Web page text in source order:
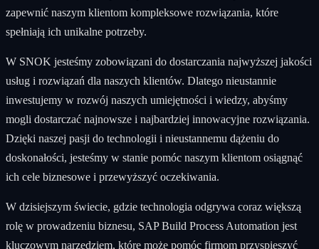
zapewnić naszym klientom kompleksowe rozwiązania, które
spełniają ich unikalne potrzeby.
W SNOK jesteśmy zobowiązani do dostarczania najwyższej jakości
usług i rozwiązań dla naszych klientów. Dlatego nieustannie
inwestujemy w rozwój naszych umiejętności i wiedzy, abyśmy
mogli dostarczać najnowsze i najbardziej innowacyjne rozwiązania.
Dzięki naszej pasji do technologii i nieustannemu dążeniu do
doskonałości, jesteśmy w stanie pomóc naszym klientom osiągnąć
ich cele biznesowe i przewyższyć oczekiwania.
W dzisiejszym świecie, gdzie technologia odgrywa coraz większą
rolę w prowadzeniu biznesu, SAP Build Process Automation jest
kluczowym narzędziem, które może pomóc firmom przyspieszyć